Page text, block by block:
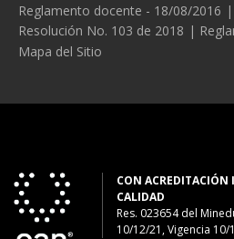
Reglamento docente - 18/08/2016
Resolución No. 103 de 2018
Mapa del Sitio
CON
CALIDAD
Res. 023654del
10/12/21, Vigencia 10/